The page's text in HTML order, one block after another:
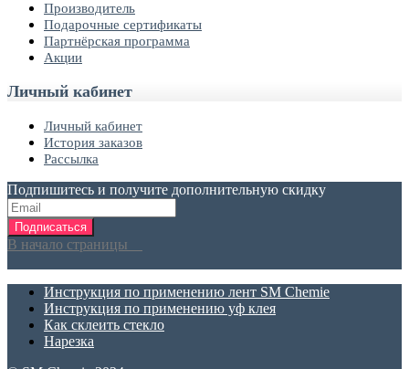
Производитель
Подарочные сертификаты
Партнёрская программа
Акции
Личный кабинет
Личный кабинет
История заказов
Рассылка
Подпишитесь и получите дополнительную скидку
Подписаться
В начало страницы
Инструкция по применению лент SM Chemie
Инструкция по применению уф клея
Как склеить стекло
Нарезка